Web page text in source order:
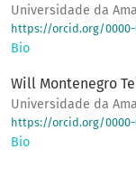
Universidade da
https://orcid.org/0000-
Bio
Will Montenegro
Universidade da
https://orcid.org/0000-
Bio